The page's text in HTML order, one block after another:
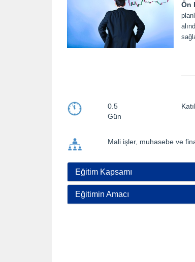
Ön
0.5
Gün
Mali işler, muhasebe ve
Eğitim Kapsamı
Eğitimin Amacı